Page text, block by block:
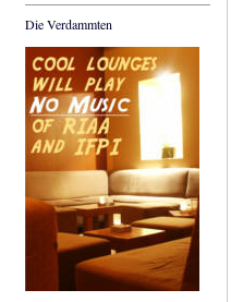
Die Verdammten